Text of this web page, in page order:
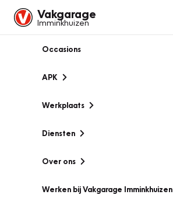
Vakgarage
Imminkhuizen
Occasions
APK
Werkplaats
Diensten
Over ons
Werken bij Vakgarage Imminkhuizen